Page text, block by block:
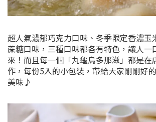
超人氣濃郁巧克力口味、冬季限定香濃玉
蔗糖口味，三種口味都各有特色，讓人一
來！而且每一個「丸龜烏多那滋」都是在
作，每份5入的小包裝，帶給大家剛剛好
美味♪